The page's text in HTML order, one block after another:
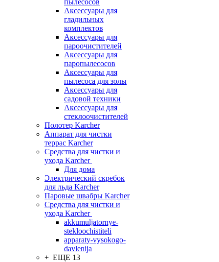
пылесосов
Аксессуары для
гладильных
комплектов
Аксессуары для
пароочистителей
Аксессуары для
паропылесосов
Аксессуары для
пылесоса для золы
Аксессуары для
садовой техники
Аксессуары для
стеклоочистителей
Полотер Karcher
Аппарат для чистки
террас Karcher
Средства для чистки и
ухода Karcher
Для дома
Электрический скребок
для льда Karcher
Паровые швабры Karcher
Средства для чистки и
ухода Karcher
akkumuljatornye-
stekloochistiteli
apparaty-vysokogo-
davlenija
+ ЕЩЕ 13